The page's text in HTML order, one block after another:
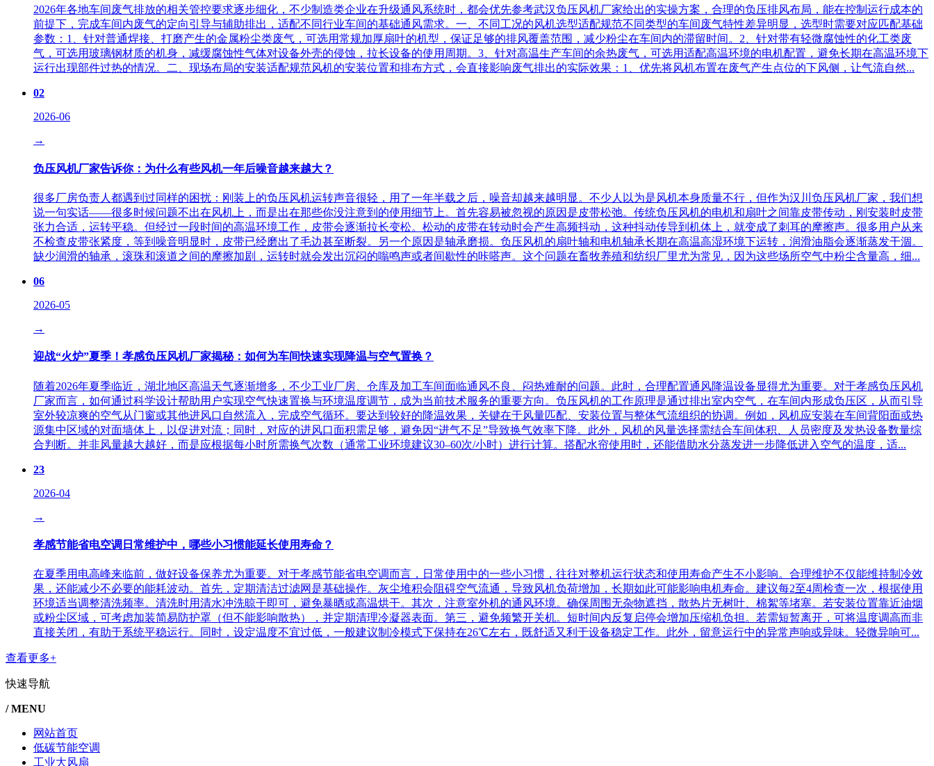
2026年各地车间废气排放的相关管控要求逐步细化，不少制造类企业在升级通风系统时，都会优先参考武汉负压风机厂家给出的实操方案，合理的负压排风布局，能在控制运行成本的
前提下，完成车间内废气的定向引导与辅助排出，适配不同行业车间的基础通风需求。一、不同工况的风机选型适配规范不同类型的车间废气特性差异明显，选型时需要对应匹配基础
参数：1、针对普通焊接、打磨产生的金属粉尘类废气，可选用常规加厚扇叶的机型，保证足够的排风覆盖范围，减少粉尘在车间内的滞留时间。2、针对带有轻微腐蚀性的化工类废
气，可选用玻璃钢材质的机身，减缓腐蚀性气体对设备外壳的侵蚀，拉长设备的使用周期。3、针对高温生产车间的余热废气，可选用适配高温环境的电机配置，避免长期在高温环境下
运行出现部件过热的情况。二、现场布局的安装适配规范风机的安装位置和排布方式，会直接影响废气排出的实际效果：1、优先将风机布置在废气产生点位的下风侧，让气流自然...
02
2026-06
→
负压风机厂家告诉你：为什么有些风机一年后噪音越来越大？
很多厂房负责人都遇到过同样的困扰：刚装上的负压风机运转声音很轻，用了一年半载之后，噪音却越来越明显。不少人以为是风机本身质量不行，但作为汉川负压风机厂家，我们想
说一句实话——很多时候问题不出在风机上，而是出在那些你没注意到的使用细节上。首先容易被忽视的原因是皮带松弛。传统负压风机的电机和扇叶之间靠皮带传动，刚安装时皮带
张力合适，运转平稳。但经过一段时间的高温环境工作，皮带会逐渐拉长变松。松动的皮带在转动时会产生高频抖动，这种抖动传导到机体上，就变成了刺耳的摩擦声。很多用户从来
不检查皮带张紧度，等到噪音明显时，皮带已经磨出了毛边甚至断裂。另一个原因是轴承磨损。负压风机的扇叶轴和电机轴承长期在高温高湿环境下运转，润滑油脂会逐渐蒸发干涸。
缺少润滑的轴承，滚珠和滚道之间的摩擦加剧，运转时就会发出沉闷的嗡鸣声或者间歇性的咔嗒声。这个问题在畜牧养殖和纺织厂里尤为常见，因为这些场所空气中粉尘含量高，细...
06
2026-05
→
迎战“火炉”夏季！孝感负压风机厂家揭秘：如何为车间快速实现降温与空气置换？
随着2026年夏季临近，湖北地区高温天气逐渐增多，不少工业厂房、仓库及加工车间面临通风不良、闷热难耐的问题。此时，合理配置通风降温设备显得尤为重要。对于孝感负压风机
厂家而言，如何通过科学设计帮助用户实现空气快速置换与环境温度调节，成为当前技术服务的重要方向。负压风机的工作原理是通过排出室内空气，在车间内形成负压区，从而引导
室外较凉爽的空气从门窗或其他进风口自然流入，完成空气循环。要达到较好的降温效果，关键在于风量匹配、安装位置与整体气流组织的协调。例如，风机应安装在车间背阳面或热
源集中区域的对面墙体上，以促进对流；同时，对应的进风口面积需足够，避免因“进气不足”导致换气效率下降。此外，风机的风量选择需结合车间体积、人员密度及发热设备数量综
合判断。并非风量越大越好，而是应根据每小时所需换气次数（通常工业环境建议30–60次/小时）进行计算。搭配水帘使用时，还能借助水分蒸发进一步降低进入空气的温度，适...
23
2026-04
→
孝感节能省电空调日常维护中，哪些小习惯能延长使用寿命？
在夏季用电高峰来临前，做好设备保养尤为重要。对于孝感节能省电空调而言，日常使用中的一些小习惯，往往对整机运行状态和使用寿命产生不小影响。合理维护不仅能维持制冷效
果，还能减少不必要的能耗波动。首先，定期清洁过滤网是基础操作。灰尘堆积会阻碍空气流通，导致风机负荷增加，长期如此可能影响电机寿命。建议每2至4周检查一次，根据使用
环境适当调整清洗频率。清洗时用清水冲洗晾干即可，避免暴晒或高温烘干。其次，注意室外机的通风环境。确保周围无杂物遮挡，散热片无树叶、棉絮等堵塞。若安装位置靠近油烟
或粉尘区域，可考虑加装简易防护罩（但不能影响散热），并定期清理冷凝器表面。第三，避免频繁开关机。短时间内反复启停会增加压缩机负担。若需短暂离开，可将温度调高而非
直接关闭，有助于系统平稳运行。同时，设定温度不宜过低，一般建议制冷模式下保持在26℃左右，既舒适又利于设备稳定工作。此外，留意运行中的异常声响或异味。轻微异响可...
查看更多+
快速导航
/ MENU
网站首页
低碳节能空调
工业大风扇